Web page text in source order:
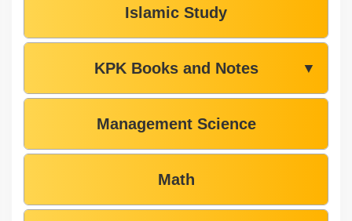
Islamic Study
KPK Books and Notes ▼
Management Science
Math